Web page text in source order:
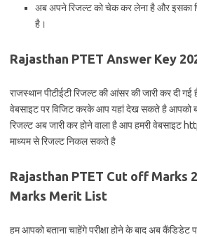
अब अपने रिजल्ट को चेक कर लेना है और इसका
है।
Rajasthan PTET Answer Key
राजस्थान पीटीईटी रिजल्ट की आंसर की जारी कर दी
वेबसाइट पर विजिट करके आप यहां देख सकते है आपको बता
रिजल्ट अब जारी कर होने वाला है आप हमरी
माध्यम से रिजल्ट निकल सकते है
Rajasthan PTET Cut off Marks
Marks Merit List
हम आपको बताना चाहेंगे परीक्षा होने के बाद अब कैंडिडेट